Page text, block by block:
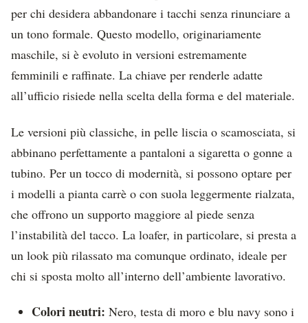
per chi desidera abbandonare i tacchi senza rinunciare a
un tono formale. Questo modello, originariamente
maschile, si è evoluto in versioni estremamente
femminili e raffinate. La chiave per renderle adatte
all’ufficio risiede nella scelta della forma e del materiale.
Le versioni più classiche, in pelle liscia o scamosciata, si
abbinano perfettamente a pantaloni a sigaretta o gonne a
tubino. Per un tocco di modernità, si possono optare per
i modelli a pianta carrè o con suola leggermente rialzata,
che offrono un supporto maggiore al piede senza
l’instabilità del tacco. La loafer, in particolare, si presta a
un look più rilassato ma comunque ordinato, ideale per
chi si sposta molto all’interno dell’ambiente lavorativo.
Colori neutri: Nero, testa di moro e blu navy sono i